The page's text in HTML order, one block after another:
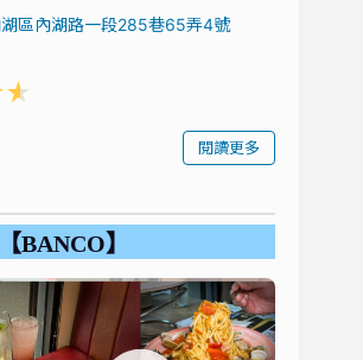
區內湖路一段285巷65弄4號
★
閱讀更多
BANCO】